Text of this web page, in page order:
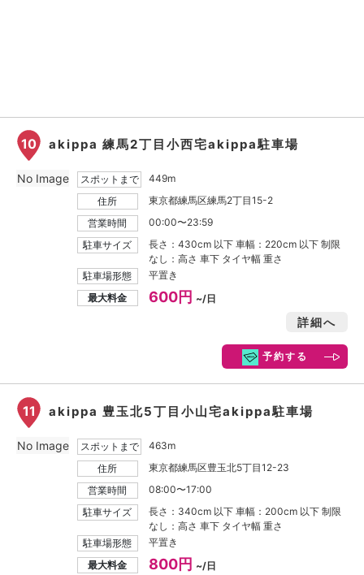
10 akippa 練馬2丁目小西宅akippa駐車場
スポットまで
449m
住所
東京都練馬区練馬2丁目15-2
営業時間
00:00〜23:59
駐車サイズ
長さ：430cm 以下 車幅：220cm 以下 制限
なし：高さ 車下 タイヤ幅 重さ
駐車場形態
平置き
最大料金
600円 ~/日
詳細へ
予約する
No Image
11 akippa 豊玉北5丁目小山宅akippa駐車場
スポットまで
463m
住所
東京都練馬区豊玉北5丁目12-23
営業時間
08:00〜17:00
駐車サイズ
長さ：340cm 以下 車幅：200cm 以下 制限
なし：高さ 車下 タイヤ幅 重さ
駐車場形態
平置き
最大料金
800円 ~/日
No Image